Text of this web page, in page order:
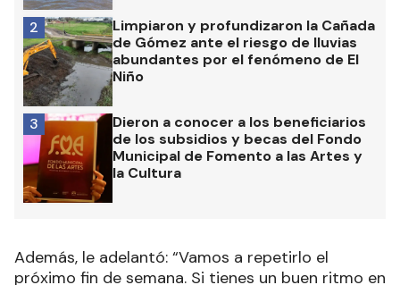
Limpiaron y profundizaron la Cañada
de Gómez ante el riesgo de lluvias
abundantes por el fenómeno de El
Niño
2
Dieron a conocer a los beneficiarios
de los subsidios y becas del Fondo
Municipal de Fomento a las Artes y
la Cultura
3
Además, le adelantó: “Vamos a repetirlo el
próximo fin de semana. Si tienes un buen ritmo en